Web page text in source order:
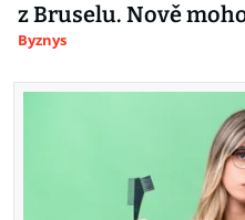
z Bruselu. Nově
Byznys